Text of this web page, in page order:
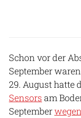
Schon vor der
September
29. August hatte
Sensors am
September